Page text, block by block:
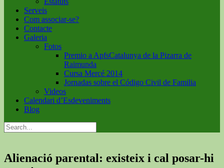
Serveis
Com associar-se?
Contacte
Galeria
Fotos
Premio a ApfsCatalunya de la Pizarra de
Raimunda
Cursa Mercé 2014
Jornadas sobre el Código Civil de Familia
Videos
Calendari d’Esdeveniments
Blog
Alienació parental: existeix i cal posar-hi